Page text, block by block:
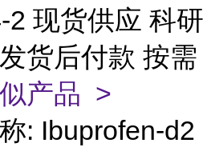
2 现货供应 科研
货后付款 按需
产品 >
: Ibuprofen-d2